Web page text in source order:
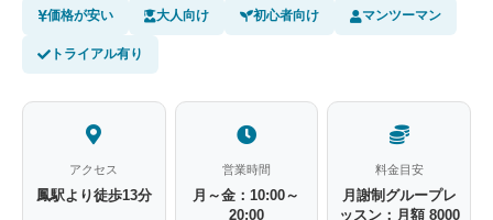
価格が安い 大人向け 初心者向け マンツーマン
トライアル有り
アクセス
鳳駅より徒歩13分
営業時間
月～金：10:00～
20:00
料金目安
月謝制グループレ
ッスン：月額 8000